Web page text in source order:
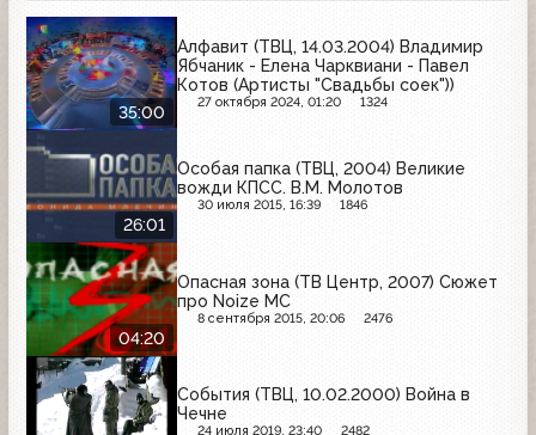
35:00
Алфавит (ТВЦ, 14.03.2004) Владимир
Ябчаник - Елена Чарквиани - Павел
Котов (Артисты "Свадьбы соек"))
27 октября 2024, 01:20 1324
26:01
Особая папка (ТВЦ, 2004) Великие
вожди КПСС. В.М. Молотов
30 июля 2015, 16:39 1846
04:20
Опасная зона (ТВ Центр, 2007) Сюжет
про Noize MC
8 сентября 2015, 20:06 2476
События (ТВЦ, 10.02.2000) Война в
Чечне
24 июля 2019, 23:40 2482